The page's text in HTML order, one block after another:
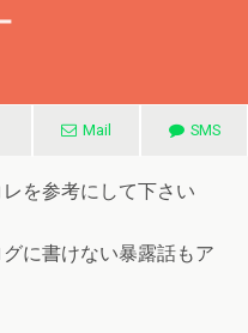
Mail SMS
を参考にして下さい
に書けない暴露話もア